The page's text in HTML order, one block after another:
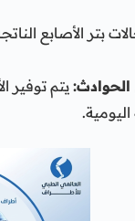
بتر الأصابع
الحوادث: يتم توفير